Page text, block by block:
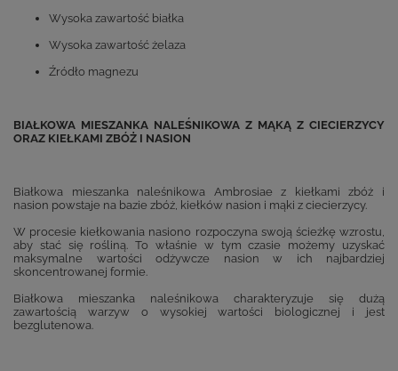
Wysoka zawartość białka
Wysoka zawartość żelaza
Źródło magnezu
BIAŁKOWA MIESZANKA NALEŚNIKOWA Z MĄKĄ Z CIECIERZYCY
ORAZ KIEŁKAMI ZBÓŻ I NASION
Białkowa mieszanka naleśnikowa Ambrosiae z kiełkami zbóż i
nasion powstaje na bazie zbóż, kiełków nasion i mąki z ciecierzycy.
W procesie kiełkowania nasiono rozpoczyna swoją ścieżkę wzrostu,
aby stać się rośliną. To właśnie w tym czasie możemy uzyskać
maksymalne wartości odżywcze nasion w ich najbardziej
skoncentrowanej formie.
Białkowa mieszanka naleśnikowa charakteryzuje się dużą
zawartością warzyw o wysokiej wartości biologicznej i jest
bezglutenowa.